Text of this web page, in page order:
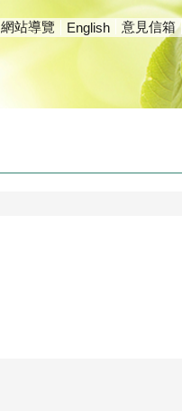
網站導覽 English 意見信箱